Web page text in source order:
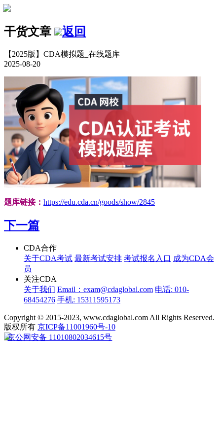
干货文章 返回
【2025版】CDA模拟题_在线题库
2025-08-20
题库链接： https://edu.cda.cn/goods/show/2845
下一篇
CDA合作
关于CDA考试 最新考试安排 考试报名入口 成为CDA会
员
关注CDA
关于我们 Email：exam@cdaglobal.com 电话: 010-
68454276 手机: 15311595173
Copyright © 2015-2023, www.cdaglobal.com All Rights Reserved.
版权所有 京ICP备11001960号-10
京公网安备 11010802034615号